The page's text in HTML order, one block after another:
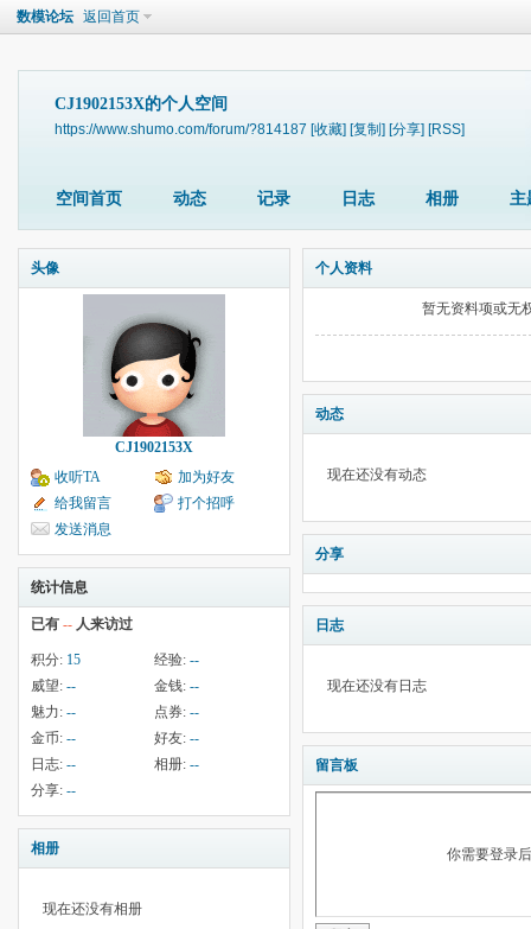
数模论坛 返回首页
CJ1902153X的个人空间
https://www.shumo.com/forum/?814187 [收藏] [复制] [分享] [RSS]
空间首页 动态 记录 日志 相册 主
头像
CJ1902153X
收听TA
加为好友
给我留言
打个招呼
发送消息
统计信息
已有 -- 人来访过
积分: 15 经验: --
威望: -- 金钱: --
魅力: -- 点券: --
金币: -- 好友: --
日志: -- 相册: --
分享: --
相册
现在还没有相册
个人资料
暂无资料项或无
动态
现在还没有动态
分享
日志
现在还没有日志
留言板
你需要登录